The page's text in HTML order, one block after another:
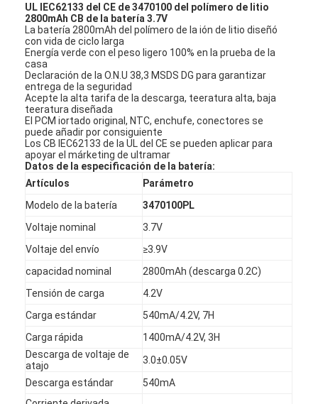
UL IEC62133 del CE de 3470100 del polímero de litio
2800mAh CB de la batería 3.7V
La batería 2800mAh del polímero de la ión de litio diseñó
con vida de ciclo larga
Energía verde con el peso ligero 100% en la prueba de la
casa
Declaración de la O.N.U 38,3 MSDS DG para garantizar
entrega de la seguridad
Acepte la alta tarifa de la descarga, teeratura alta, baja
teeratura diseñada
El PCM iortado original, NTC, enchufe, conectores se
puede añadir por consiguiente
Los CB IEC62133 de la UL del CE se pueden aplicar para
apoyar el márketing de ultramar
Datos de la especificación de la batería:
Artículos
Parámetro
Modelo de la batería
3470100PL
Voltaje nominal
3.7V
Voltaje del envío
≥3.9V
capacidad nominal
2800mAh (descarga 0.2C)
Tensión de carga
4.2V
Carga estándar
540mA/4.2V, 7H
Carga rápida
1400mA/4.2V, 3H
Descarga de voltaje de
atajo
3.0±0.05V
Descarga estándar
540mA